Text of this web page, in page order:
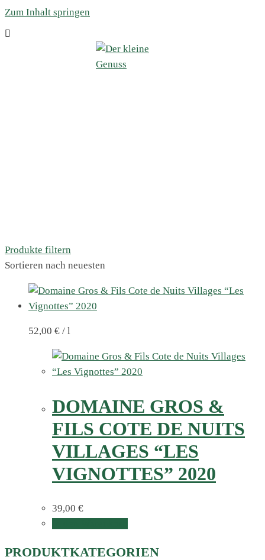
Zum Inhalt springen
Produkte filtern
Sortieren nach neuesten
52,00 € / l
DOMAINE GROS &
FILS COTE DE NUITS
VILLAGES “LES
VIGNOTTES” 2020
39,00 €
PRODUKTKATEGORIEN